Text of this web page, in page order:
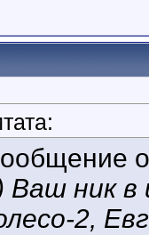
Ваш ник в
2,